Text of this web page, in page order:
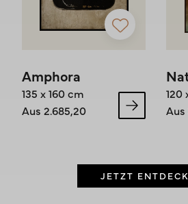
Amphora
135 x 160 cm
Aus 2.685,20
120
Aus
JETZT